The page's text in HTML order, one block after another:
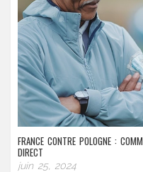
FRANCE CONTRE POLOGNE :
DIRECT
juin 25, 2024